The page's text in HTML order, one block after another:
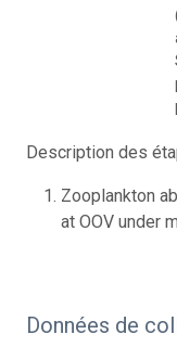
Description des
Zooplankton
at OOV under
Données de